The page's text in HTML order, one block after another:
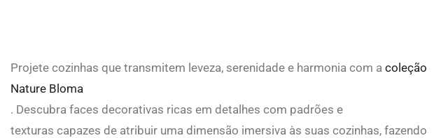
Projete cozinhas que transmitem leveza, serenidade e harmonia com a coleção
Nature Bloma
. Descubra faces decorativas ricas em detalhes com padrões e
texturas capazes de atribuir uma dimensão imersiva às suas cozinhas, fazendo